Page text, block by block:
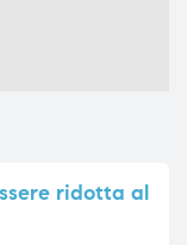
ridotta al